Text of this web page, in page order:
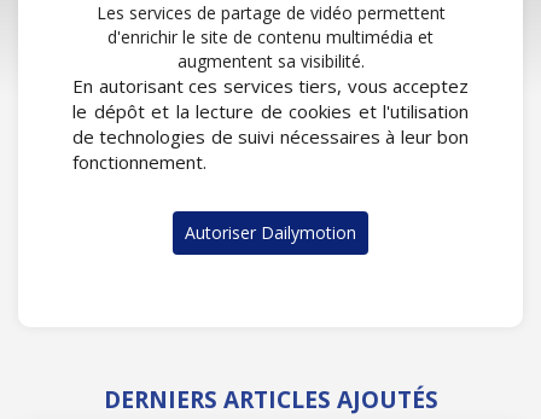
Les services de partage de vidéo permettent
d'enrichir le site de contenu multimédia et
augmentent sa visibilité.
En autorisant ces services tiers, vous acceptez
le dépôt et la lecture de cookies et l'utilisation
de technologies de suivi nécessaires à leur bon
fonctionnement.
Autoriser Dailymotion
DERNIERS ARTICLES AJOUTÉS